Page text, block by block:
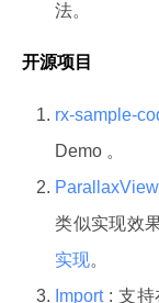
法。
开源项目
rx-sample-
Demo 。
ParallaxView
类似实现效
实现。
Import : 支持